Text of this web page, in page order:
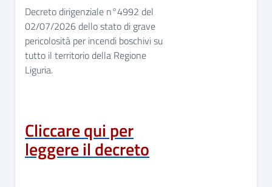
Decreto dirigenziale n°4992 del
02/07/2026 dello stato di grave
pericolosità per incendi boschivi su
tutto il territorio della Regione
Liguria.
Cliccare qui per
leggere il decreto